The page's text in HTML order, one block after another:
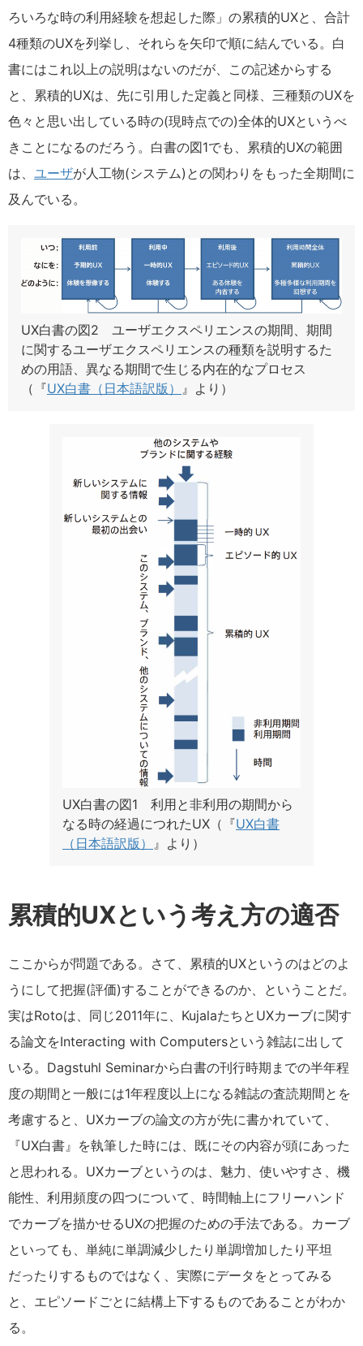
ろいろな時の利用経験を想起した際」の累積的UXと、合計
4種類のUXを列挙し、それらを矢印で順に結んでいる。白
書にはこれ以上の説明はないのだが、この記述からする
と、累積的UXは、先に引用した定義と同様、三種類のUXを
色々と思い出している時の(現時点での)全体的UXというべ
きことになるのだろう。白書の図1でも、累積的UXの範囲
は、 ユーザが人工物(システム)との関わりをもった全期間に
及んでいる。
UX白書の図2 ユーザエクスペリエンスの期間、期間
に関するユーザエクスペリエンスの種類を説明するた
めの用語、異なる期間で生じる内在的なプロセス
（『UX白書（日本語訳版） 』より）
UX白書の図1 利用と非利用の期間から
なる時の経過につれたUX（『UX白書
（日本語訳版）
』より）
累積的UXという考え方の適否
ここからが問題である。さて、累積的UXというのはどのよ
うにして把握(評価)することができるのか、ということだ。
実はRotoは、同じ2011年に、KujalaたちとUXカーブに関す
る論文をInteracting with Computersという雑誌に出して
いる。Dagstuhl Seminarから白書の刊行時期までの半年程
度の期間と一般には1年程度以上になる雑誌の査読期間とを
考慮すると、UXカーブの論文の方が先に書かれていて、
『UX白書』を執筆した時には、既にその内容が頭にあった
と思われる。UXカーブというのは、魅力、使いやすさ、機
能性、利用頻度の四つについて、時間軸上にフリーハンド
でカーブを描かせるUXの把握のための手法である。カーブ
といっても、単純に単調減少したり単調増加したり平坦
だったりするものではなく、実際にデータをとってみる
と、エピソードごとに結構上下するものであることがわか
る。